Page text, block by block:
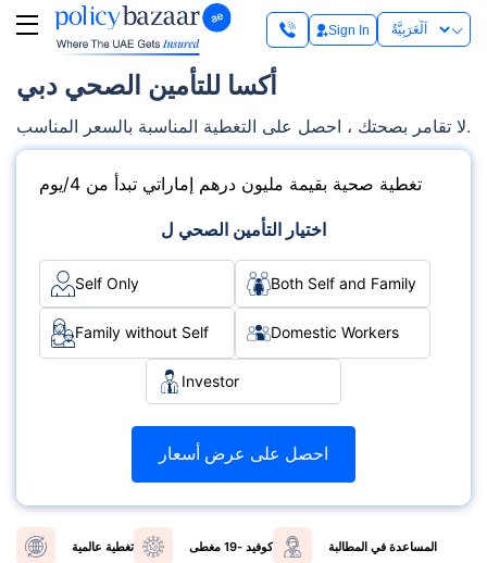
Sign In
أكسا للتأمين الصحي دبي
لا تقامر بصحتك ، احصل على التغطية المناسبة بالسعر المناسب.
تغطية صحية بقيمة مليون درهم إماراتي تبدأ من 4/يوم
اختيار التأمين الصحي ل
Self Only Both Self and Family
Family without Self Domestic Workers
Investor
احصل على عرض أسعار
تغطية عالمية كوفيد -19 مغطى المساعدة في المطالبة